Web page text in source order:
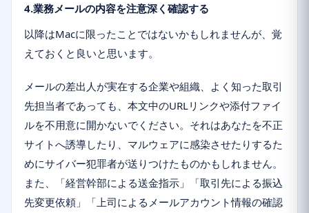
4.業務メールの内容を注意深く確認する
以降はMacに限ったことではないかもしれませんが、覚
えておくと良いと思います。
メールの差出人が実在する企業や組織、よく知った取引
先担当者であっても、本文中のURLリンクや添付ファイ
ルを不用意に開かないでください。それはあなたを不正
サイトへ誘導したり、マルウェアに感染させたりするた
めにサイバー犯罪者が送りつけたものかもしれません。
また、「経営幹部による送金指示」「取引先による振込
先変更依頼」「上司によるメールアカウント情報の確認